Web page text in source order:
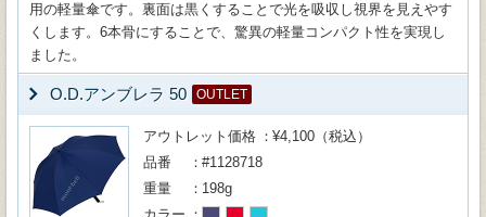
用の軽量傘です。裏面は黒くすることで光を吸収し視界を見えやす
くします。6本骨にすることで、驚異の軽量コンパクト性を実現し
ました。
O.D.アンブレラ 50 OUTLET
アウトレット価格
¥4,100（税込）
品番
#1128718
重量
198g